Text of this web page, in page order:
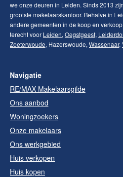
we onze deuren in Leiden. Sinds 2013
grootste makelaarskantoor. Behalve in
andere gemeenten in de koop en
terecht voor Leiden, Oegstgeest,
Zoeterwoude, Hazerswoude, Wassenaar,
Navigatie
RE/MAX Makelaarsgilde
Ons aanbod
Woningzoekers
Onze makelaars
Ons werkgebied
Huis verkopen
Huis kopen